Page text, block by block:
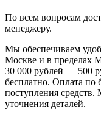
По всем вопросам
менеджеру.
Мы обеспечиваем
Москве и в пределах
30 000 рублей — 500
бесплатно. Оплата по
поступления
уточнения деталей.